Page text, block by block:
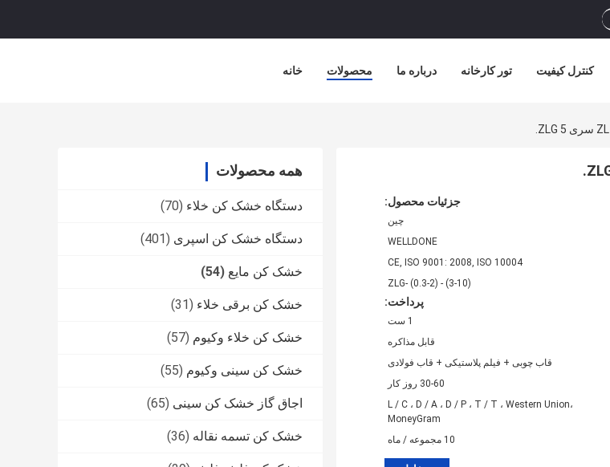
خانه محصولات درباره ما تور کارخانه کنترل کیفیت
همه محصولات
دستگاه خشک کن خلاء (70)
دستگاه خشک کن اسپری (401)
خشک کن مایع (54)
خشک کن برقی خلاء (31)
خشک کن خلاء وکیوم (57)
خشک کن سینی وکیوم (55)
اجاق گاز خشک کن سینی (65)
خشک کن تسمه نقاله (36)
جزئیات محصول:
چین
WELLDONE
CE, ISO 9001: 2008, ISO 10004
ZLG- (0.3-2) - (3-10)
پرداخت:
1 ست
قابل مذاکره
قاب چوبی + فیلم پلاستیکی + قاب فولادی
30-60 روز کار
L / C ، D / A ، D / P ، T / T ، Western Union،
MoneyGram
10 مجموعه / ماه